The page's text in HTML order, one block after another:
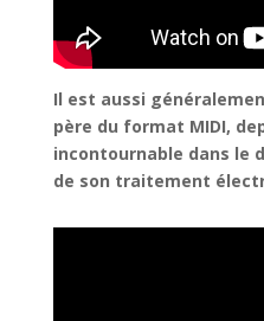
Il est aussi
père du format MIDI,
incontournable dans le
de son traitement